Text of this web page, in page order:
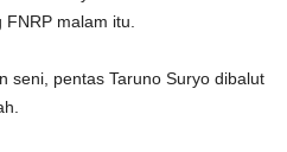
malam itu.
seni, pentas Taruno Suryo dibalut